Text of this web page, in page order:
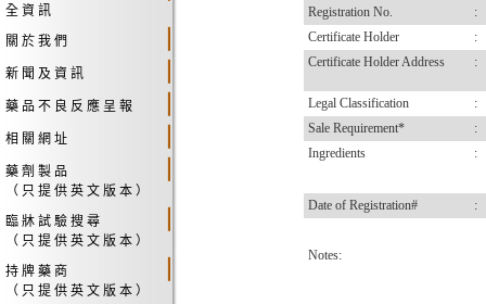
全 資 訊
關 於 我 們
新 聞 及 資 訊
藥 品 不 良 反 應 呈 報
相 關 網 址
藥 劑 製 品
（ 只 提 供 英 文 版 本 ）
臨 牀 試 驗 搜 尋
（ 只 提 供 英 文 版 本 ）
持 牌 藥 商
（ 只 提 供 英 文 版 本 ）
Registration No.
:
Certificate Holder
:
Certificate Holder Address
:
Legal Classification
:
Sale Requirement*
:
Ingredients
:
Date of Registration# :
Notes: